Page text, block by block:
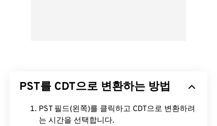
PST를 CDT으로 변환하는 방법
PST 필드(왼쪽)를 클릭하고 CDT으로 변환하려
는 시간을 선택합니다.